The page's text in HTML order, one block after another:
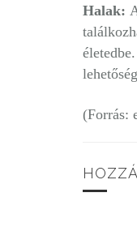
Halak:
(Forrás: